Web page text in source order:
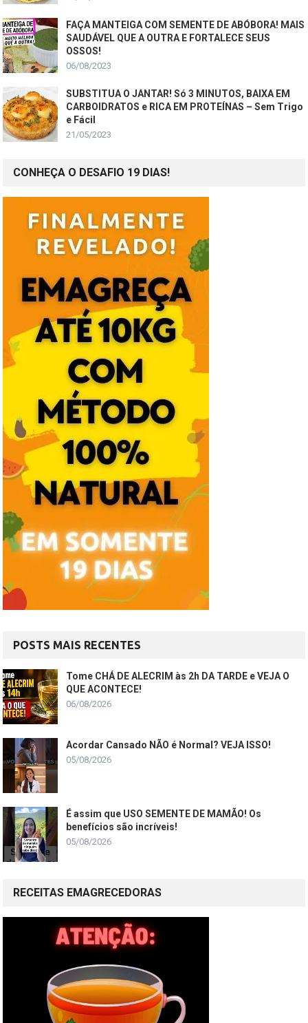
FAÇA MANTEIGA COM SEMENTE DE ABÓBORA! MAIS
SAUDÁVEL QUE A OUTRA E FORTALECE SEUS
OSSOS!
06/08/2023
SUBSTITUA O JANTAR! Só 3 MINUTOS, BAIXA EM
CARBOIDRATOS e RICA EM PROTEÍNAS – Sem Trigo
e Fácil
21/05/2023
CONHEÇA O DESAFIO 19 DIAS!
POSTS MAIS RECENTES
Tome CHÁ DE ALECRIM às 2h DA TARDE e VEJA O
QUE ACONTECE!
06/08/2026
Acordar Cansado NÃO é Normal? VEJA ISSO!
05/08/2026
É assim que USO SEMENTE DE MAMÃO! Os
benefícios são incríveis!
05/08/2026
RECEITAS EMAGRECEDORAS